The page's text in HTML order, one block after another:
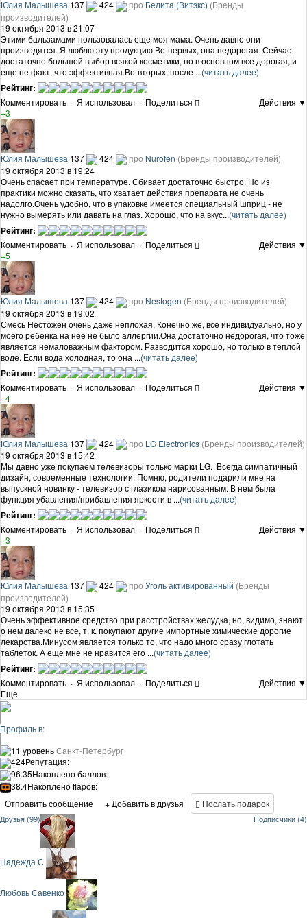
Юлия Малышева 137 424 про Белита (Витэкс) (Бренды
производителей)
19 октября 2013 в 21:07
Этими бальзамами пользовалась еще моя мама. Очень давно они
производятся. Я люблю эту продукцию.Во-первых, она недорогая. Сейчас
достаточно большой выбор всякой косметики, но в основном все дорогая, и
еще не факт, что эффективная.Во-вторых, после ...(читать далее)
Рейтинг:
Комментировать · Я использовал · Поделиться
Действия ▼
+3
Юлия Малышева 137 424 про Nurofen (Бренды производителей)
19 октября 2013 в 19:24
Очень спасает при температуре. Сбивает достаточно быстро. Но из
практики можно сказать, что хватает действия препарата не очень
надолго.Очень удобно, что в упаковке имеется специальный шприц - не
нужно вымерять или давать на глаз. Хорошо, что на вкус...(читать далее)
Рейтинг:
Комментировать · Я использовал · Поделиться
Действия ▼
+5
Юлия Малышева 137 424 про Nestogen (Бренды производителей)
19 октября 2013 в 19:02
Смесь Нестожен очень даже неплохая. Конечно же, все индивидуально, но у
моего ребенка на нее не было аллергии.Она достаточно недорогая, что тоже
является немаловажным фактором. Разводится хорошо, но только в теплой
воде. Если вода холодная, то она ...(читать далее)
Рейтинг:
Комментировать · Я использовал · Поделиться
Действия ▼
+4
Юлия Малышева 137 424 про LG Electronics (Бренды производителей)
19 октября 2013 в 15:42
Мы давно уже покупаем телевизоры только марки LG. Всегда симпатичный
дизайн, современные технологии. Помню, родители подарили мне на
выпускной новинку - телевизор с глазиком нарисованным. В нем была
функция убавления/прибавления яркости в ...(читать далее)
Рейтинг:
Комментировать · Я использовал · Поделиться
Действия ▼
+3
Юлия Малышева 137 424 про Уголь активированный (Бренды
производителей)
19 октября 2013 в 15:35
Очень эффективное средство при расстройствах желудка, но, видимо, знают
о нем далеко не все, т. к. покупают другие импортные химические дорогие
лекарства.Минусом является только то, что надо много сразу глотать
таблеток. А еще мне не нравится его ...(читать далее)
Рейтинг:
Комментировать · Я использовал · Поделиться
Действия ▼
Еще
Профиль в:
11 уровеньСанкт-Петербург
424Репутация:
96.35Накоплено баллов:
38.4Накоплено flapов:
Отправить сообщение
+ Добавить в друзья Послать подарок
Друзья (99) Подписчики (4)
Надежда С
Любовь Савенко